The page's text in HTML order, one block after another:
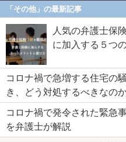
「その他」の最新記事
人気の弁護士保
に加入する５つ
コロナ禍で急増する住宅の
き、どう対処するべきなの
コロナ禍で発令された緊急
を弁護士が解説